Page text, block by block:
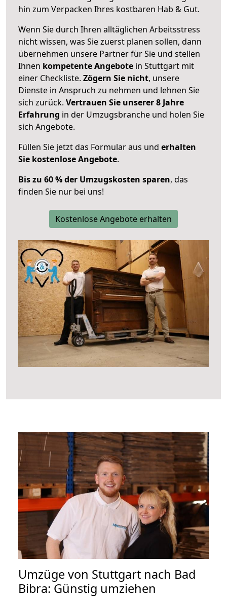
hin zum Verpacken Ihres kostbaren Hab & Gut.
Wenn Sie durch Ihren alltäglichen Arbeitsstress
nicht wissen, was Sie zuerst planen sollen, dann
übernehmen unsere Partner für Sie und stellen
Ihnen kompetente Angebote in Stuttgart mit
einer Checkliste. Zögern Sie nicht, unsere
Dienste in Anspruch zu nehmen und lehnen Sie
sich zurück. Vertrauen Sie unserer 8 Jahre
Erfahrung in der Umzugsbranche und holen Sie
sich Angebote.
Füllen Sie jetzt das Formular aus und erhalten
Sie kostenlose Angebote.
Bis zu 60 % der Umzugskosten sparen, das
finden Sie nur bei uns!
Kostenlose Angebote erhalten
Umzüge von Stuttgart nach Bad
Bibra: Günstig umziehen